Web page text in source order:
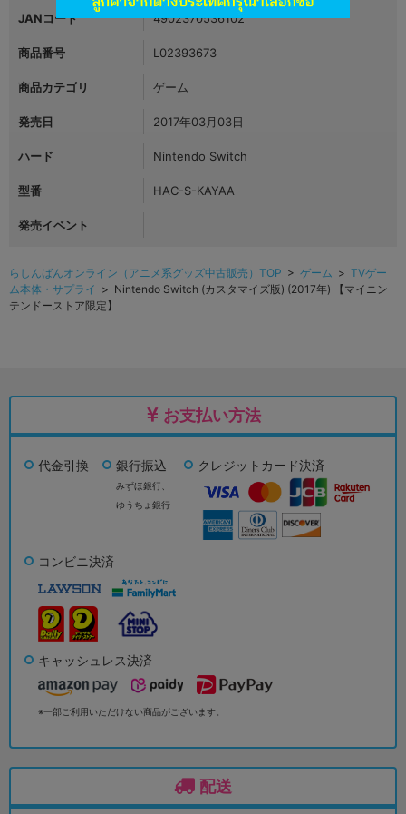
JANコード 4902370536102
商品番号 L02393673
商品カテゴリ ゲーム
発売日 2017年03月03日
ハード Nintendo Switch
型番 HAC-S-KAYAA
発売イベント
らしんばんオンライン（アニメ系グッズ中古販売）TOP > ゲーム > TVゲー
ム本体・サプライ > Nintendo Switch (カスタマイズ版) (2017年) 【マイニン
テンドーストア限定】
お支払い方法
代金引換 銀行振込
みずほ銀行、
ゆうちょ銀行
クレジットカード決済
コンビニ決済
キャッシュレス決済
※一部ご利用いただけない商品がございます。
配送